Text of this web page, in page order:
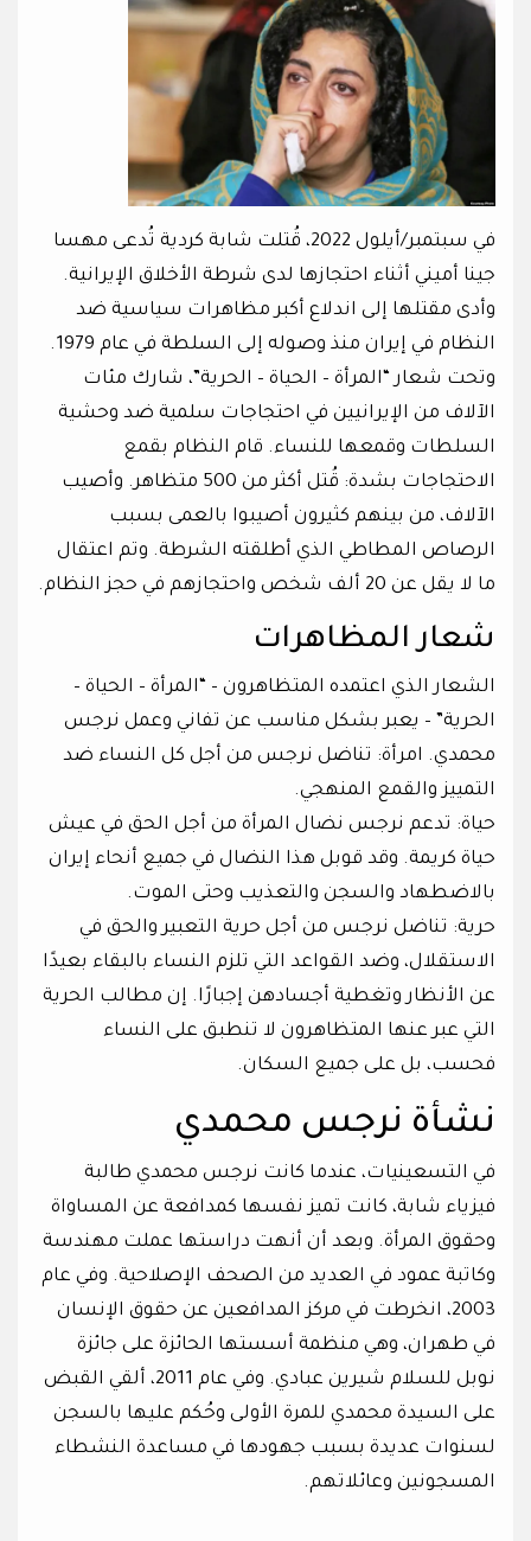
في سبتمبر/أيلول 2022، قُتلت شابة كردية تُدعى مهسا
جينا أميني أثناء احتجازها لدى شرطة الأخلاق الإيرانية.
وأدى مقتلها إلى اندلاع أكبر مظاهرات سياسية ضد
النظام في إيران منذ وصوله إلى السلطة في عام 1979.
وتحت شعار “المرأة – الحياة – الحرية”، شارك مئات
الآلاف من الإيرانيين في احتجاجات سلمية ضد وحشية
السلطات وقمعها للنساء. قام النظام بقمع
الاحتجاجات بشدة: قُتل أكثر من 500 متظاهر. وأصيب
الآلاف، من بينهم كثيرون أصيبوا بالعمى بسبب
الرصاص المطاطي الذي أطلقته الشرطة. وتم اعتقال
ما لا يقل عن 20 ألف شخص واحتجازهم في حجز النظام.
شعار المظاهرات
الشعار الذي اعتمده المتظاهرون – “المرأة – الحياة –
الحرية” – يعبر بشكل مناسب عن تفاني وعمل نرجس
محمدي. امرأة: تناضل نرجس من أجل كل النساء ضد
التمييز والقمع المنهجي.
حياة: تدعم نرجس نضال المرأة من أجل الحق في عيش
حياة كريمة. وقد قوبل هذا النضال في جميع أنحاء إيران
بالاضطهاد والسجن والتعذيب وحتى الموت.
حرية: تناضل نرجس من أجل حرية التعبير والحق في
الاستقلال، وضد القواعد التي تلزم النساء بالبقاء بعيدًا
عن الأنظار وتغطية أجسادهن إجبارًا. إن مطالب الحرية
التي عبر عنها المتظاهرون لا تنطبق على النساء
فحسب، بل على جميع السكان.
نشأة نرجس محمدي
في التسعينيات، عندما كانت نرجس محمدي طالبة
فيزياء شابة، كانت تميز نفسها كمدافعة عن المساواة
وحقوق المرأة. وبعد أن أنهت دراستها عملت مهندسة
وكاتبة عمود في العديد من الصحف الإصلاحية. وفي عام
2003، انخرطت في مركز المدافعين عن حقوق الإنسان
في طهران، وهي منظمة أسستها الحائزة على جائزة
نوبل للسلام شيرين عبادي. وفي عام 2011، ألقي القبض
على السيدة محمدي للمرة الأولى وحُكم عليها بالسجن
لسنوات عديدة بسبب جهودها في مساعدة النشطاء
المسجونين وعائلاتهم.